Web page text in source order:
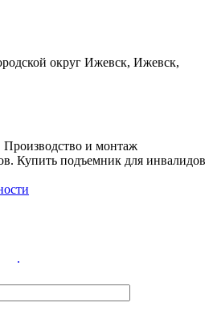
округ Ижевск, Ижевск,
и монтаж
Купить подъемник для инвалидов
.